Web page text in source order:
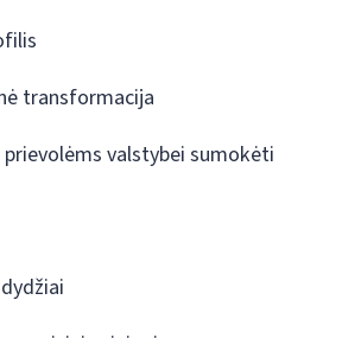
transformacija
prievolėms valstybei sumokėti